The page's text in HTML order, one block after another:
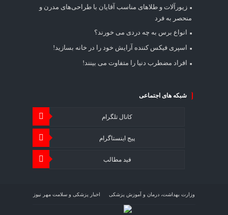
زیورآلات و طلاهای مناسب آقایان با طراحی‌های مدرن و
منحصر به فرد
انواع برس به چه دردی می خورند؟
اسپری فیکس کننده آرایش خود را در خانه بسازید!
افراد مضطرب دنیا را متفاوت می بینند!
شبکه های اجتماعی
کانال تلگرام
پیج اینستاگرام
فید مطالب
وزارت بهداشت، درمان و آموزش پزشکی اخبار پزشکی و سلامت مهر نیوز